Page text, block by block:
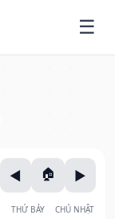
THỨ BẢY CHỦ NHẬT